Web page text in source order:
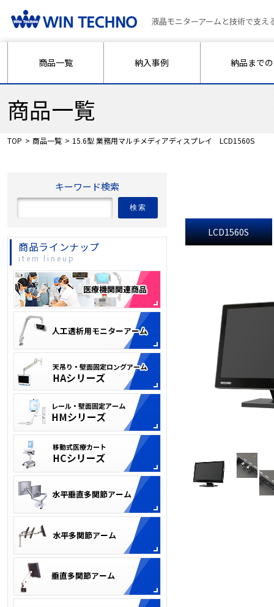
液晶モニターアームと技術で支
商品一覧 納入事例 納品まで
商品一覧
TOP 商品一覧 15.6型 業務用マルチメディアディスプレイ LCD1560S
LCD1560S
キーワード検索
検索
商品ラインナップ
item lineup